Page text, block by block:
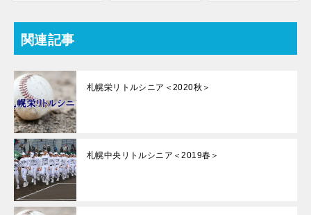
関連記事
札幌栄リトルシニア＜2020秋＞
札幌中央リトルシニア＜2019春＞